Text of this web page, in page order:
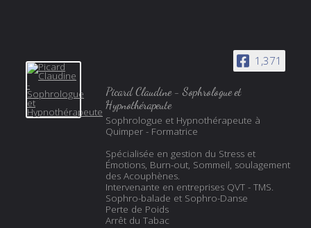
1,371
Picard Claudine - Sophrologue et
Hypnothérapeute
Sophrologue et Hypnothérapeute à
Quimper - Formatrice
Spécialisée en gestion du Stress et
Émotions, Burn-out, Sommeil, soulagement
des Acouphènes.
Intervenante en entreprises QVT - TMS.
Sophro-balade et Sophro-Danse
Perte de Poids
Arrêt du Tabac